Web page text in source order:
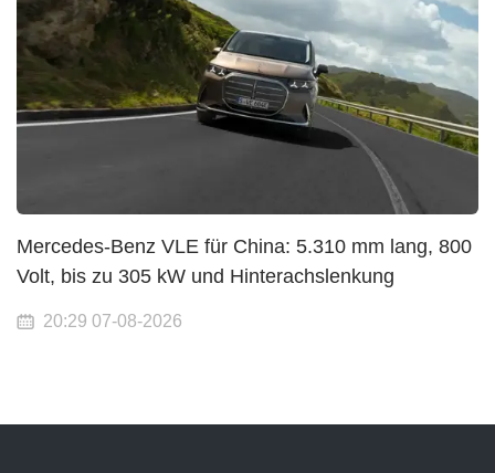
Mercedes-Benz VLE für China: 5.310 mm lang, 800
Volt, bis zu 305 kW und Hinterachslenkung
20:29 07-08-2026